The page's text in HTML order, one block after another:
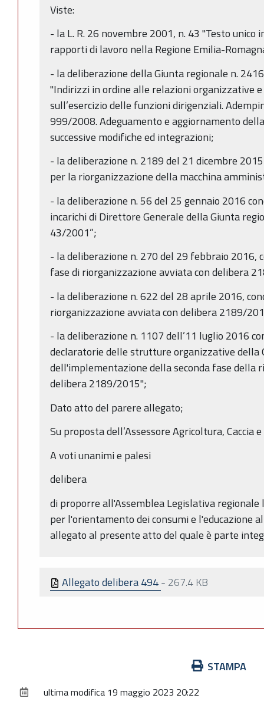
Viste:
- la L. R. 26 novembre 2001, n. 43 "Testo
rapporti di lavoro nella Regione Emilia-
- la deliberazione della Giunta regionale n.
"Indirizzi in ordine alle relazioni organizzative
sull’esercizio delle funzioni dirigenziali.
999/2008. Adeguamento e aggiornamento
successive modifiche ed integrazioni;
- la deliberazione n. 2189 del 21 dicembre
per la riorganizzazione della macchina
- la deliberazione n. 56 del 25 gennaio 2016
incarichi di Direttore Generale della Giunta
43/2001”;
- la deliberazione n. 270 del 29 febbraio 2016,
fase di riorganizzazione avviata con delibera
- la deliberazione n. 622 del 28 aprile 2016,
riorganizzazione avviata con delibera 2189/
- la deliberazione n. 1107 dell’11 luglio 2016
declaratorie delle strutture organizzative della
dell'implementazione della seconda fase della
delibera 2189/2015";
Dato atto del parere allegato;
Su proposta dell’Assessore Agricoltura, Caccia
A voti unanimi e palesi
delibera
di proporre all'Assemblea Legislativa
per l'orientamento dei consumi e l'educazione
allegato al presente atto del quale è parte
Allegato delibera 494- 267.4 KB
documento
STAMPA
ultima modifica 19 maggio 2023 20:22